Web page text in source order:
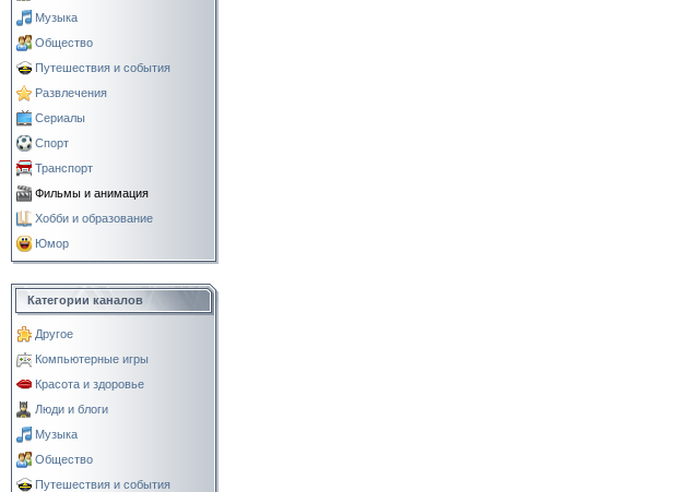
Музыка
Общество
Путешествия и события
Развлечения
Сериалы
Спорт
Транспорт
Фильмы и анимация
Хобби и образование
Юмор
Категории каналов
Другое
Компьютерные игры
Красота и здоровье
Люди и блоги
Музыка
Общество
Путешествия и события